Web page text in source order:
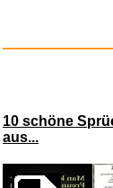
10 schöne
aus...